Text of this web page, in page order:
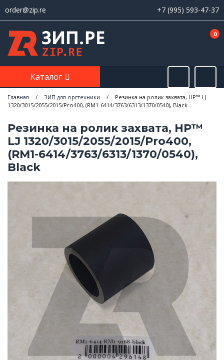
order@zip.re +7 (995) 593-47-37
0
Каталог
Главная / ЗИП для оргтехники /
Резинка на ролик захвата, HP™ LJ
1320/3015/2055/2015/Pro400, (RM1-6414/3763/6313/1370/0540), Black
Резинка на ролик захвата, HP™
LJ 1320/3015/2055/2015/Pro400,
(RM1-6414/3763/6313/1370/0540),
Black